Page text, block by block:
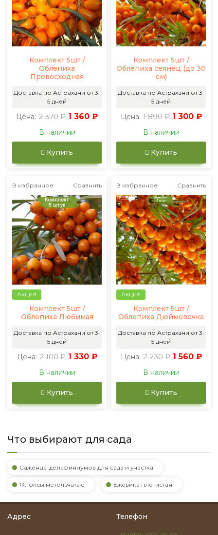
Комплект 5шт /
Облепиха
Превосходная
Доставка по Астрахани от 3-
5 дней
Цена: 2 370 ₽ 1 360 ₽
В наличии
Купить
Комплект 5шт /
Облепиха сеянец (до 30
см)
Доставка по Астрахани от 3-
5 дней
Цена: 1 890 ₽ 1 300 ₽
В наличии
Купить
В избранное Сравнить
Акция
Комплект 5шт /
Облепиха Любимая
Доставка по Астрахани от 3-
5 дней
Цена: 2 100 ₽ 1 330 ₽
В наличии
Купить
В избранное Сравнить
Акция
Комплект 5шт /
Облепиха Дюймовочка
Доставка по Астрахани от 3-
5 дней
Цена: 2 230 ₽ 1 560 ₽
В наличии
Купить
Что выбирают для сада
Саженцы дельфиниумов для сада и участка
Флоксы метельчатые Ежевика плетистая
Адрес Телефон